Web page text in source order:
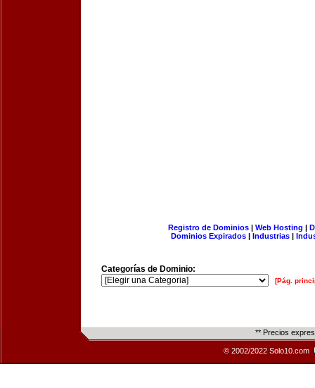
Registro de Dominios| Web Hosting |
Dominios Expirados | Industrias |
Categorías de Dominio:
[Pág.
** Precios
© 2002/2022 Solo10.com